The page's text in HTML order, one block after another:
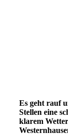
Es geht rauf
Stellen eine
klarem